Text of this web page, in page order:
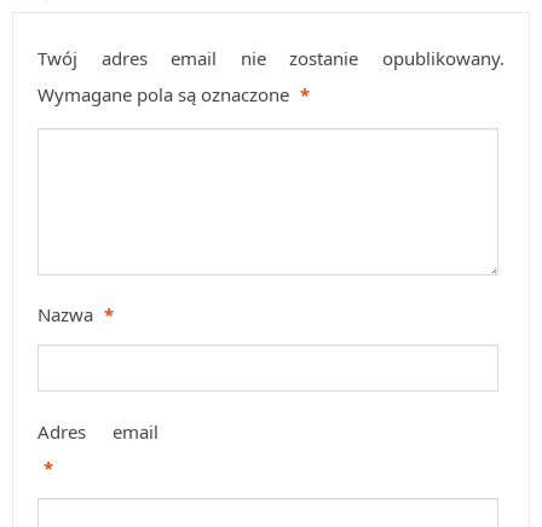
Twój adres email nie zostanie opublikowany.
Wymagane pola są oznaczone *
Nazwa *
Adres email
*